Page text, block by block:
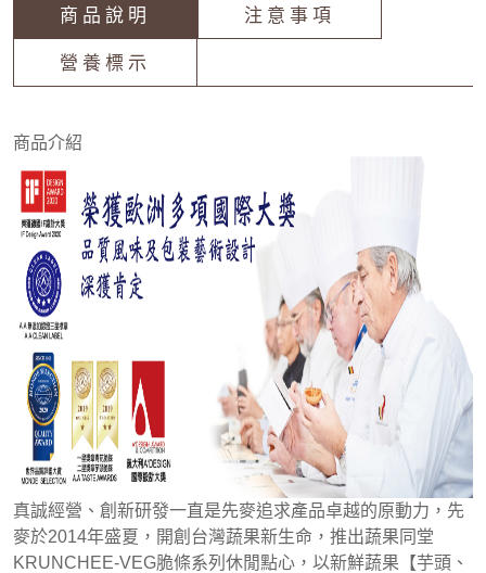
商品說明 注意事項
營養標示
商品介紹
真誠經營、創新研發一直是先麥追求產品卓越的原動力，先
麥於2014年盛夏，開創台灣蔬果新生命，推出蔬果同堂
KRUNCHEE-VEG脆條系列休閒點心，以新鮮蔬果【芋頭、